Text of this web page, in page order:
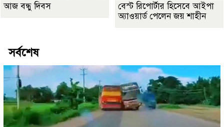
আজ বন্ধু দিবস
বেস্ট রিপোর্টার হিসেবে আইপা
অ্যাওয়ার্ড পেলেন জয় শাহীন
সর্বশেষ